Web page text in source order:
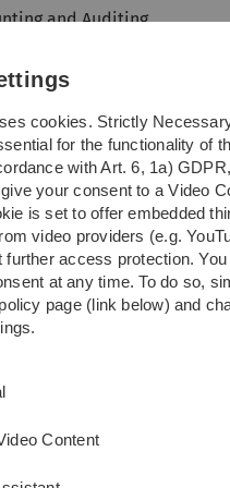
Skip
Skip
Skip
Skip
and Auditing
and Auditing ... WS
Bachelor- und
cookies. Strictly
for the functionality of
with Art. 6, 1a)
your consent to a Video
is set to offer embedded
video providers (e.g.
further access protection.
at any time. To do so,
page (link below) and
Content